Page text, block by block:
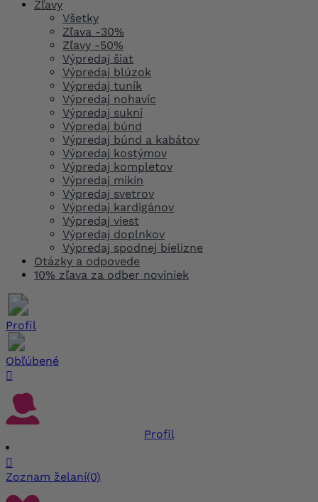
Zľavy
Všetky
Zľava -30%
Zľavy -50%
Výpredaj šiat
Výpredaj blúzok
Výpredaj tuník
Výpredaj nohavíc
Výpredaj sukní
Výpredaj búnd
Výpredaj búnd a kabátov
Výpredaj kostýmov
Výpredaj kompletov
Výpredaj mikín
Výpredaj svetrov
Výpredaj kardigánov
Výpredaj viest
Výpredaj doplnkov
Výpredaj spodnej bielizne
Otázky a odpovede
10% zľava za odber noviniek
Profil
Obľúbené

Profil

Zoznam želaní(0)